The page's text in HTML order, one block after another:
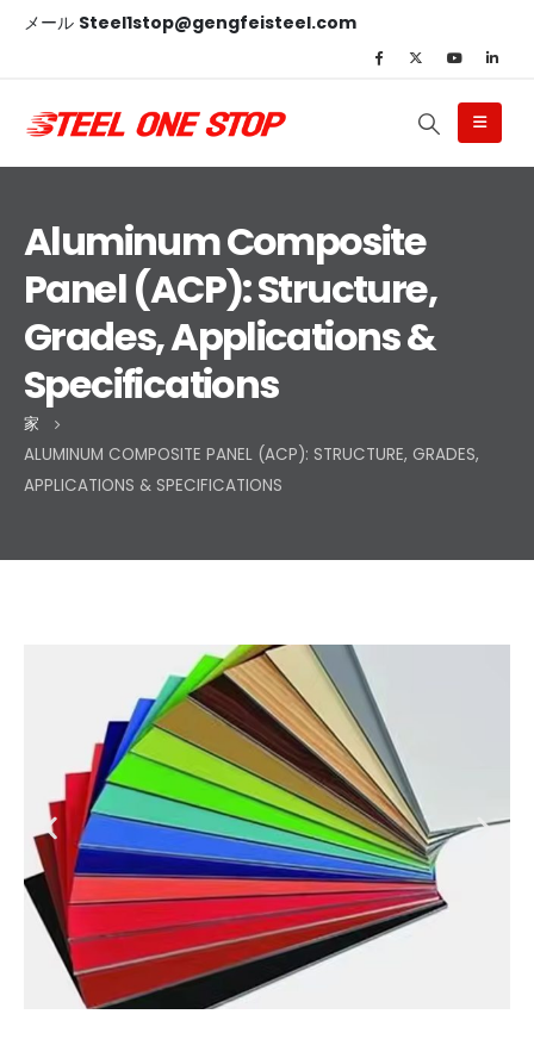
メール Steel1stop@gengfeisteel.com
Aluminum Composite
Panel (ACP): Structure,
Grades, Applications &
Specifications
家
ALUMINUM COMPOSITE PANEL (ACP): STRUCTURE, GRADES,
APPLICATIONS & SPECIFICATIONS